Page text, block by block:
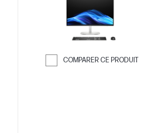
COMPARER CE PRODUIT